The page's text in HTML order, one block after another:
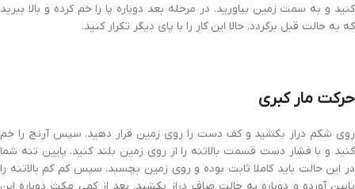
کنید و به سمت زمین بیاورید. در مرحله بعد دوباره پا را خم کرده و بالا ببرید
که به حالت قبل برگردد. حالا این کار را با پای دیگر تکرار کنید.
حرکت مار کبری
روی شکم دراز بکشید و کف دست را روی زمین قرار دهید. سپس آرنج را خم
کنید و با فشار دست قسمت بالاتنه را از روی زمین بلند کنید. پایین تنه شما
در این حالت باید کاملا ثابت بوده و روی زمین بچسبد. سپس کم کم بالاتنه را
پایین آورده و دوباره به حالت صاف دراز بکشید. بعد از کمی مکث دوباره این